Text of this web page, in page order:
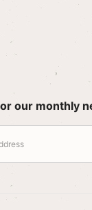
our monthly